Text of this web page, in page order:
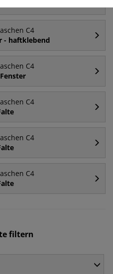
C4
- haftklebend
C4
C4
C4
C4
filtern